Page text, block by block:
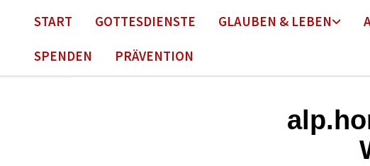
START GOTTESDIENSTE GLAUBEN & LEBEN
SPENDEN PRÄVENTION